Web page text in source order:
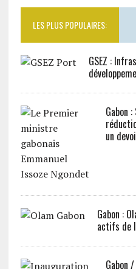
LES PLUS POPULAIRES:
GSEZ :
Gabon
un
Gabon :
actifs de
Gabon